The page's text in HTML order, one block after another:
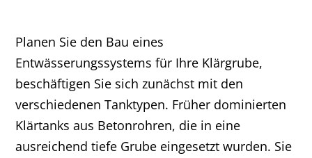
Planen Sie den Bau eines
Entwässerungssystems für Ihre Klärgrube,
beschäftigen Sie sich zunächst mit den
verschiedenen Tanktypen. Früher dominierten
Klärtanks aus Betonrohren, die in eine
ausreichend tiefe Grube eingesetzt wurden. Sie